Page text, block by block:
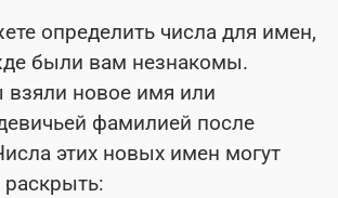
определить числа для имен,
были вам незнакомы.
новое имя или
фамилией после
этих новых имен могут
раскрыть: